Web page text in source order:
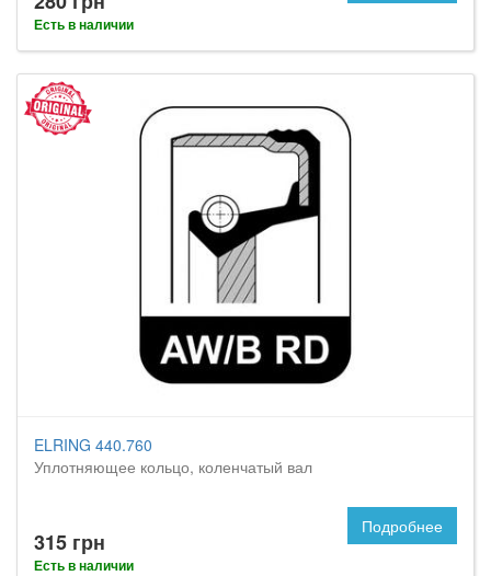
Есть в наличии
ELRING 440.760
Уплотняющее кольцо, коленчатый вал
315 грн
Есть в наличии
Подробнее